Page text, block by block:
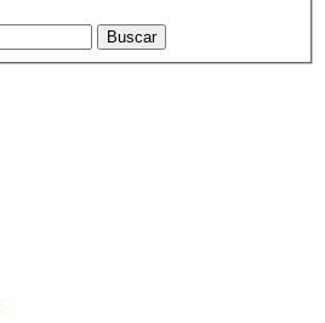
Buscar